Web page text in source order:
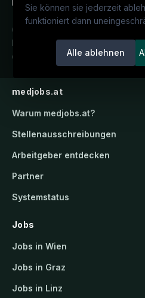
Sie können sie jederzeit
funktioniert dann
Alle ablehnen
Österreichs medizinisches
Karriereportal.Ein Service der
candidatis GmbH.
medjobs.at
Warum medjobs.at?
Stellenausschreibungen
Arbeitgeber entdecken
Partner
Systemstatus
Jobs
Jobs in Wien
Jobs in Graz
Jobs in Linz